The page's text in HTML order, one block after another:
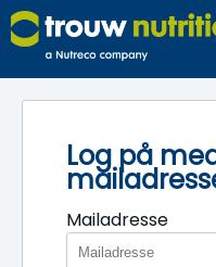
Log på
Mailadresse